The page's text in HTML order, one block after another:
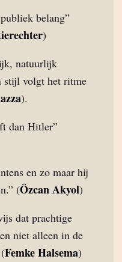
belang”
)
natuurlijk
stijl volgt het ritme
).
dan Hitler”
en zo maar hij
(Özcan Akyol)
dat prachtige
niet alleen in de
Femke Halsema)